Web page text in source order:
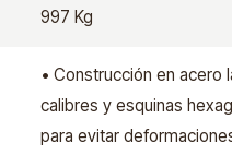
997 Kg
• Construcción en acero
calibres y esquinas
para evitar